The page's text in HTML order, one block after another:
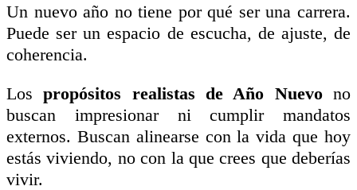
Un nuevo año no tiene por qué ser una carrera.
Puede ser un espacio de escucha, de ajuste, de
coherencia.
Lospropósitos realistas de Año Nuevono
buscan impresionar ni cumplir mandatos
externos. Buscan alinearse con la vida que hoy
estás viviendo, no con la que crees que deberías
vivir.